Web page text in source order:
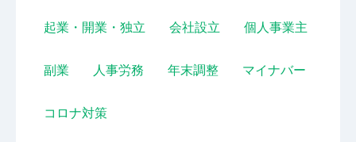
起業・開業・独立 会社設立 個人事業主
副業 人事労務 年末調整 マイナバー
コロナ対策